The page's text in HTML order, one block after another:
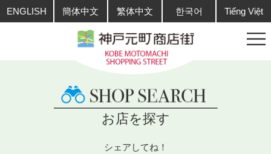
ENGLISH 簡体中文 繁体中文 한국어 Tiếng Việt
お店を探す
シェアしてね！